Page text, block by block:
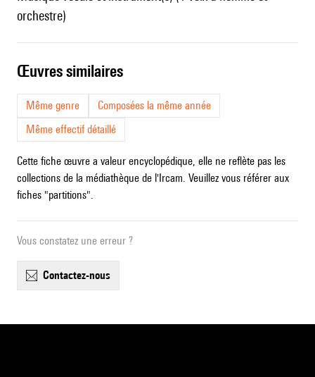
orchestre)
œuvres similaires
Même genre
Composées la même année
Même effectif détaillé
Cette fiche œuvre a valeur encyclopédique, elle ne reflète pas les
collections de la médiathèque de l'Ircam. Veuillez vous référer aux
fiches "partitions".
Vous constatez une erreur ?
contactez-nous